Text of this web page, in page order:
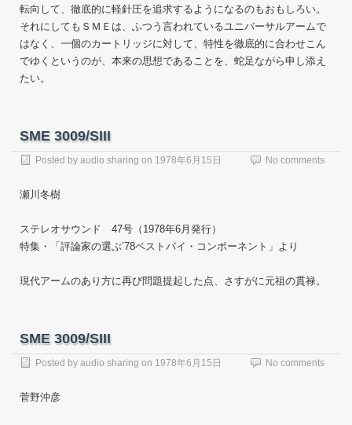
転向して、徹底的に軽針圧を追求するようになるのもおもしろい。
それにしてもＳＭＥは、ふつう言われているユニバーサルアームで
はなく、一個のカートリッジに対して、特性を徹底的に合わせこん
でゆくというのが、本来の思想であることを、蛇足ながら申し添え
たい。
SME 3009/SIII
Posted by audio sharing on 1978年6月15日 No comments
瀬川冬樹
ステレオサウンド 47号（1978年6月発行）
特集・「評論家の選ぶ’78ベストバイ・コンポーネント」より
現代アームのあり方に再び問題提起した点、さすがに元祖の貫禄。
SME 3009/SIII
Posted by audio sharing on 1978年6月15日 No comments
菅野沖彦